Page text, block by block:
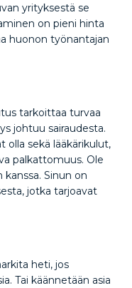
yrityksestä se
on pieni hinta
huonon työnantajan
tarkoittaa turvaa
johtuu sairaudesta.
olla sekä lääkärikulut,
palkattomuus. Ole
Sinun on
jotka tarjoavat
heti, jos
Tai käännetään asia